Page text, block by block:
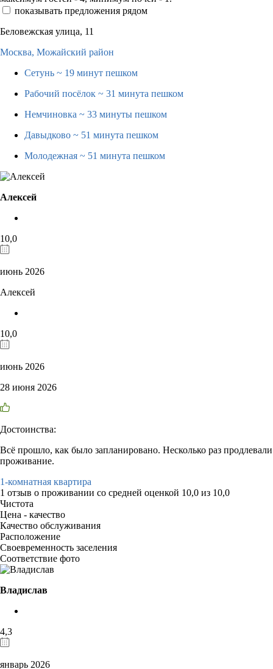
показывать предложения рядом
Беловежская улица, 11
Москва, Можайский район
Сетунь ~ 19 минут пешком
Рабочий посёлок ~ 31 минута пешком
Немчиновка ~ 33 минуты пешком
Давыдково ~ 51 минута пешком
Молодежная ~ 51 минута пешком
Алексей
10,0
июнь 2026
Алексей
10,0
июнь 2026
28 июня 2026
Достоинства:
Всё прошло, как было запланировано. Несколько раз продлевали
проживание.
1-комнатная квартира
1 отзыв о проживании со средней оценкой 10,0 из 10,0
Чистота
Цена - качество
Качество обслуживания
Расположение
Своевременность заселения
Соответствие фото
Владислав
4,3
январь 2026